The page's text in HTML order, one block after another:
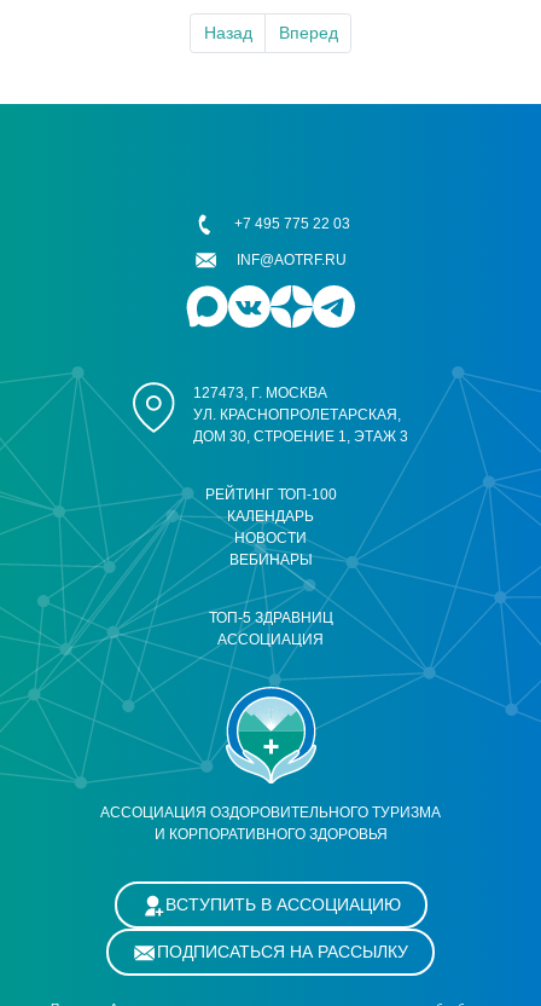
Назад Вперед
АССОЦИАЦИЯ ОЗДОРОВИТЕЛЬНОГО ТУРИЗМА
И КОРПОРАТИВНОГО ЗДОРОВЬЯ
РЕЙТИНГ ТОП-100
КАЛЕНДАРЬ
НОВОСТИ
ВЕБИНАРЫ
ТОП-5 ЗДРАВНИЦ
АССОЦИАЦИЯ
127473, Г. МОСКВА
УЛ. КРАСНОПРОЛЕТАРСКАЯ,
ДОМ 30, СТРОЕНИЕ 1, ЭТАЖ 3
+7 495 775 22 03
INF@AOTRF.RU
ВСТУПИТЬ В АССОЦИАЦИЮ
ПОДПИСАТЬСЯ НА РАССЫЛКУ